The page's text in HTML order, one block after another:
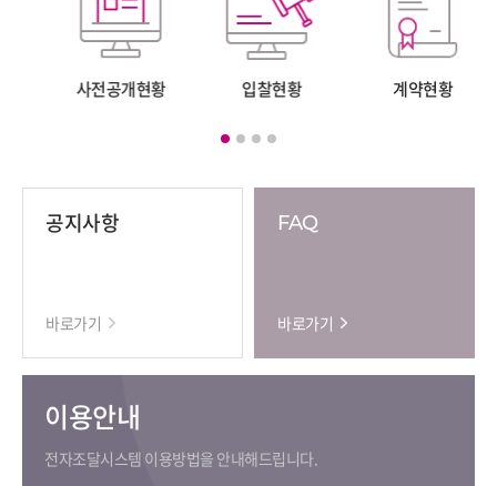
사전공개현황 입찰현황 계약현황
공지사항
바로가기
FAQ
바로가기
이용안내
전자조달시스템 이용방법을 안내해드립니다.